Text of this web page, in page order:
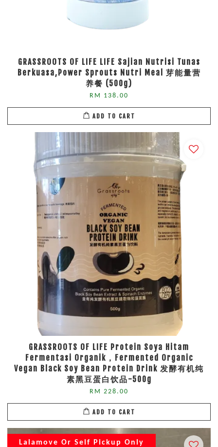
GRASSROOTS OF LIFE LIFE Sajian Nutrisi Tunas
Berkuasa,Power Sprouts Nutri Meal 芽能量营
养餐 (500g)
RM 138.00
ADD TO CART
GRASSROOTS OF LIFE Protein Soya Hitam
Fermentasi Organik，Fermented Organic
Vegan Black Soy Bean Protein Drink 发酵有机纯
素黑豆蛋白饮品-500g
RM 228.00
ADD TO CART
Lalamove Or Self Pickup Only